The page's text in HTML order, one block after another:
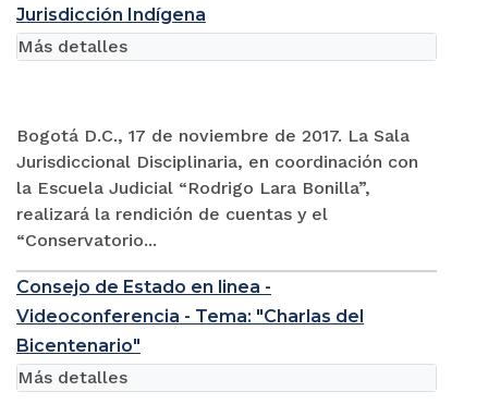
Jurisdicción Indígena
Bogotá D.C., 17 de noviembre de 2017. La Sala
Jurisdiccional Disciplinaria, en coordinación con
la Escuela Judicial “Rodrigo Lara Bonilla”,
realizará la rendición de cuentas y el
“Conservatorio...
Más detalles
Consejo de Estado en linea -
Videoconferencia - Tema: "Charlas del
Bicentenario"
Más detalles